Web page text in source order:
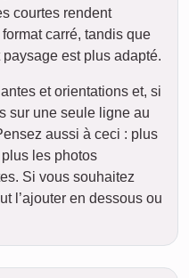
courtes rendent
carré, tandis que
est plus adapté.
et orientations et, si
sur une seule ligne au
aussi à ceci : plus
les photos
Si vous souhaitez
l’ajouter en dessous ou